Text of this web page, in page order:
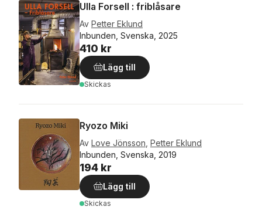
Ulla Forsell : friblåsare
Av Petter Eklund
Inbunden, Svenska, 2025
410 kr
Lägg till
Skickas
Ryozo Miki
Av Love Jönsson Petter Eklund
Inbunden, Svenska, 2019
194 kr
Lägg till
Skickas